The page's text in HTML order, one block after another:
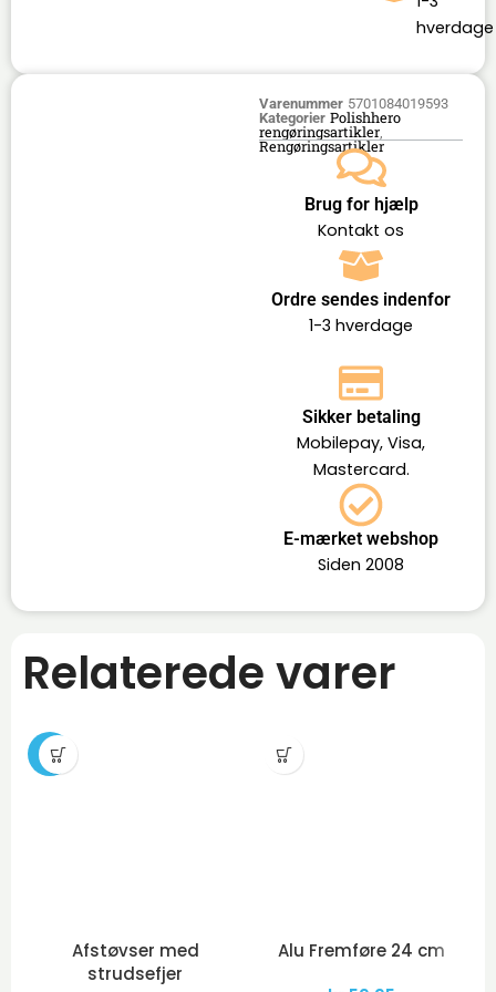
hverdage
Varenummer 5701084019593
Kategorier Polishhero
rengøringsartikler,
Rengøringsartikler
Brug for hjælp
Kontakt os
Ordre sendes indenfor
1-3 hverdage
Sikker betaling
Mobilepay, Visa,
Mastercard.
E-mærket webshop
Siden 2008
Relaterede varer
-11%
Afstøvser med
strudsefjer
Alu Fremføre 24 cm